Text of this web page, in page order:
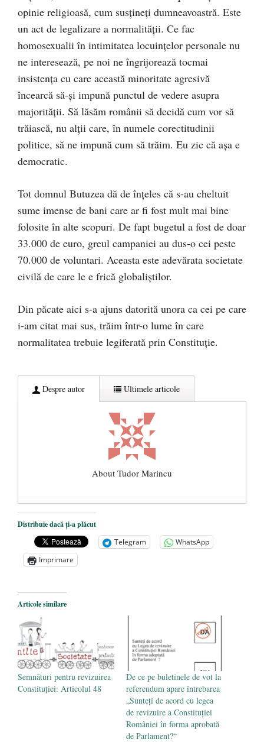
opinie religioasă, cum susțineți dumneavoastră. Este
un act de legalizare a normalității. Ce fac
homosexualii în intimitatea locuințelor personale nu
ne interesează, pe noi ne îngrijorează tocmai
insistența cu care această minoritate agresivă
încearcă să-și impună punctul de vedere asupra
majorității. Să lăsăm românii să decidă cum vor să
trăiască, nu alții care, în numele corectitudinii
politice, să ne impună cum să trăim. Eu zic că așa e
democratic.
Tot domnul Butuzea dă de înțeles că s-au cheltuit
sume imense de bani care ar fi fost mult mai bine
folosite în alte scopuri. De fapt bugetul a fost de doar
33.000 de euro, greul campaniei au dus-o cei peste
70.000 de voluntari. Aceasta este adevărata societate
civilă de care le e frică globaliștilor.
Din păcate aici s-a ajuns datorită unora ca cei pe care
i-am citat mai sus, trăim într-o lume în care
normalitatea trebuie legiferată prin Constituție.
Despre autor Ultimele articole
About Tudor Marincu
De ce propaganda LGBT nu-și are locul în
unitățile de învățământ
- 17 iunie 2020
Anarhia din SUA e opera stângii radicale
2 iunie 2020
are prea puțin a face cu informarea
Distribuie dacă ți-a plăcut
Telegram
WhatsApp
Imprimare
Articole similare
Semnături pentru revizuirea
Constituţiei: Articolul 48
De ce pe buletinele de vot la
referendum apare întrebarea
„Sunteţi de acord cu legea
de revizuire a Constituţiei
României în forma aprobată
de Parlament?“